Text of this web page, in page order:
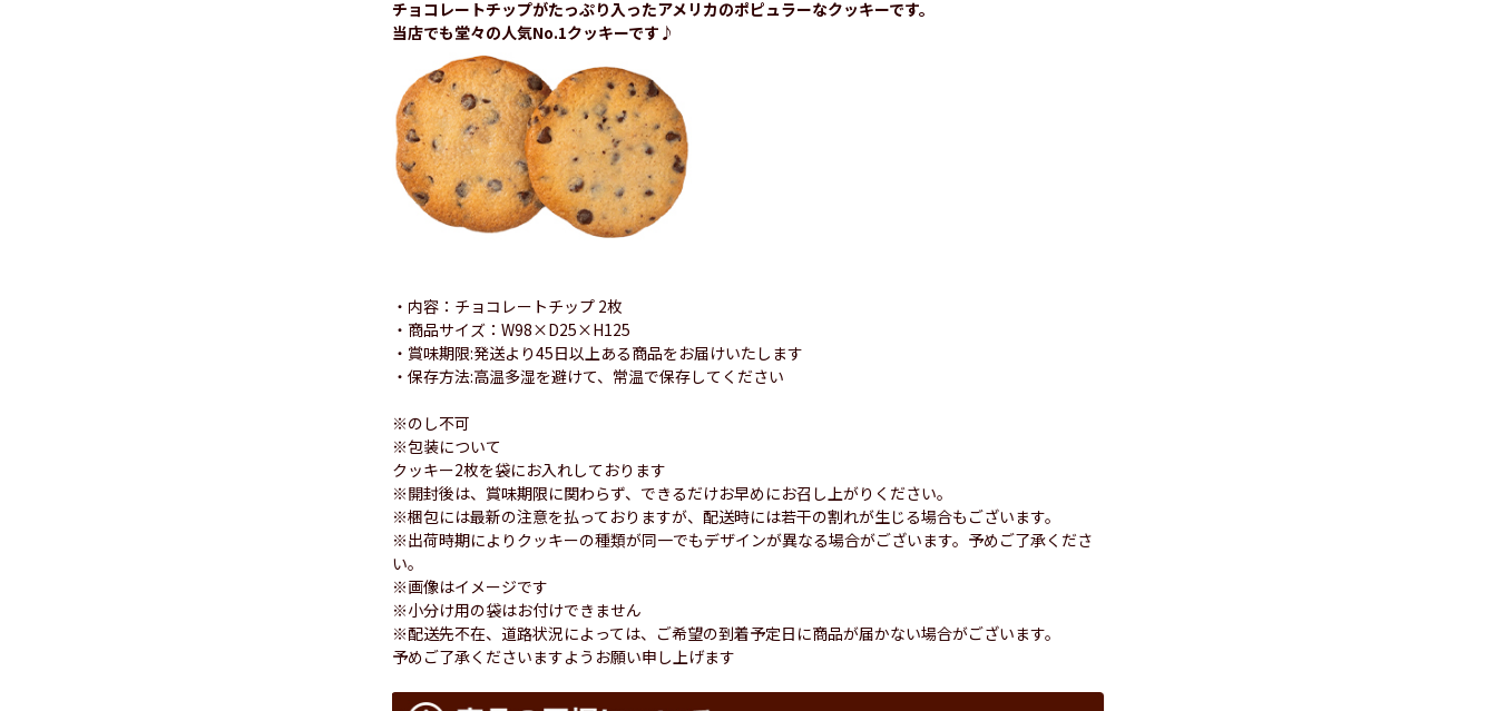
チョコレートチップがたっぷり入ったアメリカのポピュラーなクッキーです。
当店でも堂々の人気No.1クッキーです♪
・内容：チョコレートチップ 2枚
・商品サイズ：W98×D25×H125
・賞味期限:発送より45日以上ある商品をお届けいたします
・保存方法:高温多湿を避けて、常温で保存してください
※のし不可
※包装について
クッキー2枚を袋にお入れしております
※開封後は、賞味期限に関わらず、できるだけお早めにお召し上がりください。
※梱包には最新の注意を払っておりますが、配送時には若干の割れが生じる場合もございます。
※出荷時期によりクッキーの種類が同一でもデザインが異なる場合がございます。予めご了承くださ
い。
※画像はイメージです
※小分け用の袋はお付けできません
※配送先不在、道路状況によっては、ご希望の到着予定日に商品が届かない場合がございます。
予めご了承くださいますようお願い申し上げます